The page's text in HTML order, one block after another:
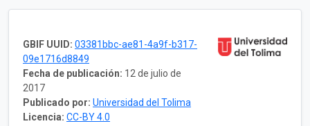
GBIF UUID: 03381bbc-ae81-4a9f-b317-
09e1716d8849
Fecha de publicación: 12 de julio de
2017
Publicado por: Universidad del Tolima
Licencia: CC-BY 4.0